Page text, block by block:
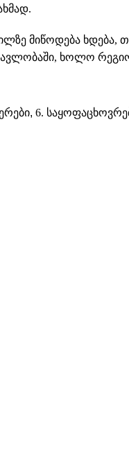
მიწოდება ხდება,
ხოლო
, 6.